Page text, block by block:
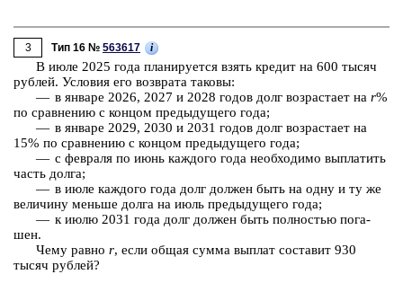
3 Тип 16 № 563617 i
В июле 2025 года пла­ни­ру­ет­ся взять кре­дит на 600 тысяч
руб­лей. Усло­вия его воз­вра­та та­ко­вы:
— в ян­ва­ре 2026, 2027 и 2028 годов долг воз­рас­та­ет на r%
по срав­не­нию с кон­цом преды­ду­ще­го года;
— в ян­ва­ре 2029, 2030 и 2031 годов долг воз­рас­та­ет на
15% по срав­не­нию с кон­цом преды­ду­ще­го года;
— с фев­ра­ля по июнь каж­до­го года не­об­хо­ди­мо вы­пла­тить
часть долга;
— в июле каж­до­го года долг дол­жен быть на одну и ту же
ве­ли­чи­ну мень­ше долга на июль преды­ду­ще­го года;
— к июлю 2031 года долг дол­жен быть пол­но­стью по­га­
шен.
Чему равно r, если общая сумма вы­плат со­ста­вит 930
тысяч руб­лей?